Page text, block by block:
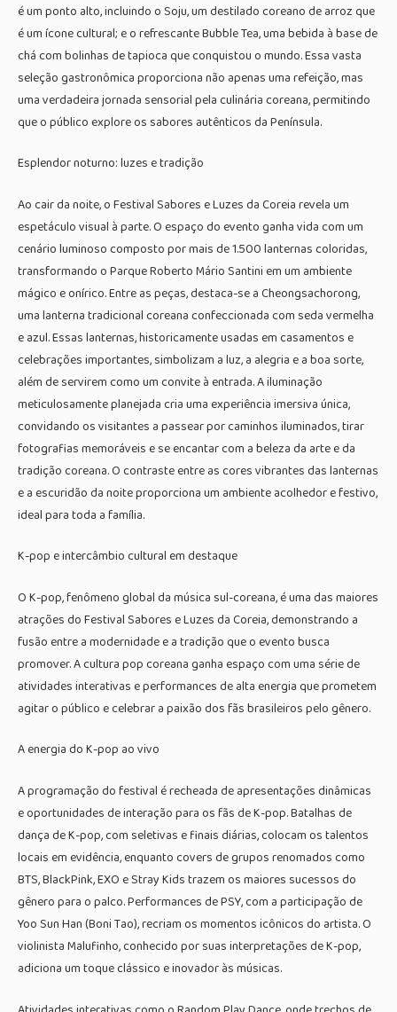
é um ponto alto, incluindo o Soju, um destilado coreano de arroz que
é um ícone cultural; e o refrescante Bubble Tea, uma bebida à base de
chá com bolinhas de tapioca que conquistou o mundo. Essa vasta
seleção gastronômica proporciona não apenas uma refeição, mas
uma verdadeira jornada sensorial pela culinária coreana, permitindo
que o público explore os sabores autênticos da Península.
Esplendor noturno: luzes e tradição
Ao cair da noite, o Festival Sabores e Luzes da Coreia revela um
espetáculo visual à parte. O espaço do evento ganha vida com um
cenário luminoso composto por mais de 1.500 lanternas coloridas,
transformando o Parque Roberto Mário Santini em um ambiente
mágico e onírico. Entre as peças, destaca-se a Cheongsachorong,
uma lanterna tradicional coreana confeccionada com seda vermelha
e azul. Essas lanternas, historicamente usadas em casamentos e
celebrações importantes, simbolizam a luz, a alegria e a boa sorte,
além de servirem como um convite à entrada. A iluminação
meticulosamente planejada cria uma experiência imersiva única,
convidando os visitantes a passear por caminhos iluminados, tirar
fotografias memoráveis e se encantar com a beleza da arte e da
tradição coreana. O contraste entre as cores vibrantes das lanternas
e a escuridão da noite proporciona um ambiente acolhedor e festivo,
ideal para toda a família.
K-pop e intercâmbio cultural em destaque
O K-pop, fenômeno global da música sul-coreana, é uma das maiores
atrações do Festival Sabores e Luzes da Coreia, demonstrando a
fusão entre a modernidade e a tradição que o evento busca
promover. A cultura pop coreana ganha espaço com uma série de
atividades interativas e performances de alta energia que prometem
agitar o público e celebrar a paixão dos fãs brasileiros pelo gênero.
A energia do K-pop ao vivo
A programação do festival é recheada de apresentações dinâmicas
e oportunidades de interação para os fãs de K-pop. Batalhas de
dança de K-pop, com seletivas e finais diárias, colocam os talentos
locais em evidência, enquanto covers de grupos renomados como
BTS, BlackPink, EXO e Stray Kids trazem os maiores sucessos do
gênero para o palco. Performances de PSY, com a participação de
Yoo Sun Han (Boni Tao), recriam os momentos icônicos do artista. O
violinista Malufinho, conhecido por suas interpretações de K-pop,
adiciona um toque clássico e inovador às músicas.